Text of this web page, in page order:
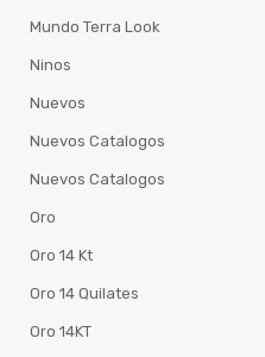
Mundo Terra Look
Ninos
Nuevos
Nuevos Catalogos
Nuevos Catalogos
Oro
Oro 14 Kt
Oro 14 Quilates
Oro 14KT